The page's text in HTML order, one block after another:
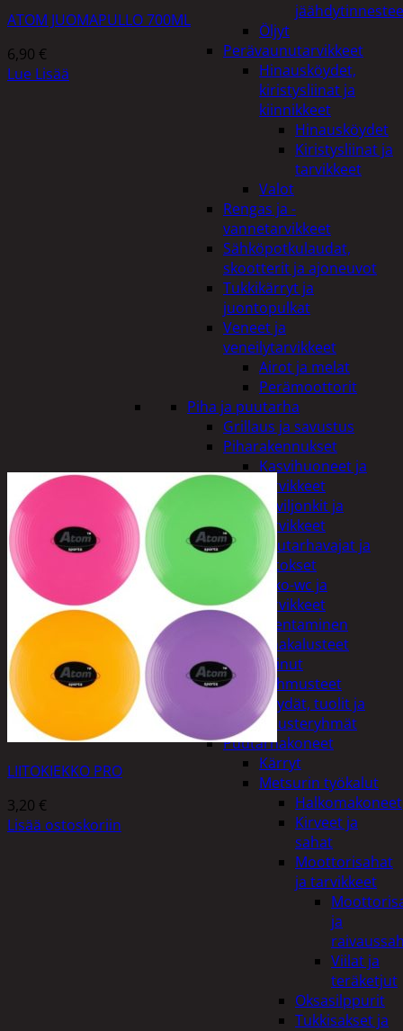
Öljyt
Perävaunutarvikkeet
Hinausköydet,
kiristysliinat ja
kiinnikkeet
Hinausköydet
Kiristysliinat ja
tarvikkeet
Valot
Rengas ja -
vannetarvikkeet
Sähköpotkulaudat,
skootterit ja ajoneuvot
Tukkikärryt ja
juontopulkat
Veneet ja
veneilytarvikkeet
Airot ja melat
Perämoottorit
Piha ja puutarha
Grillaus ja savustus
Piharakennukset
Kasvihuoneet ja
tarvikkeet
Paviljonkit ja
tarvikkeet
Puutarhavajat ja
katokset
Ulko-wc ja
tarvikkeet
Piharakentaminen
Puutarhakalusteet
Keinut
Pehmusteet
Pöydät, tuolit ja
kalusteryhmät
Puutarhakoneet
Kärryt
Metsurin työkalut
Halkomakoneet
Kirveet ja
sahat
Moottorisahat
ja tarvikkeet
ja
Viilat ja
teräketjut
Oksasilppurit
Tukkisakset ja
ATOM JUOMAPULLO 700ML
6,90 €
Lue Lisää
LIITOKIEKKO PRO
3,20 €
Lisää ostoskoriin